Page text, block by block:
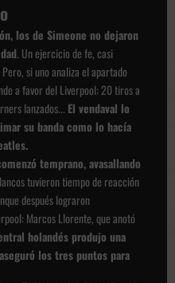
los de Simeone no dejaron
. Un ejercicio de fe, casi
si uno analiza el apartado
a favor del Liverpool: 20 tiros a
lanzados... El vendaval lo
su banda como lo hacía
temprano, avasallando
tuvieron tiempo de reacción
después lograron
Marcos Llorente, que anotó
holandés produjo una
los tres puntos para